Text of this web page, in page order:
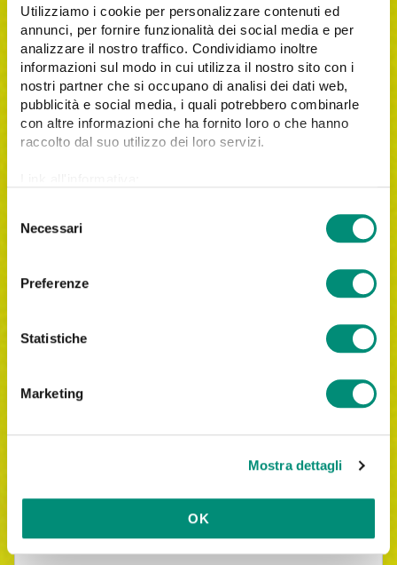
Utilizziamo i cookie per personalizzare contenuti ed
annunci, per fornire funzionalità dei social media e per
analizzare il nostro traffico. Condividiamo inoltre
informazioni sul modo in cui utilizza il nostro sito con i
nostri partner che si occupano di analisi dei dati web,
pubblicità e social media, i quali potrebbero combinarle
con altre informazioni che ha fornito loro o che hanno
raccolto dal suo utilizzo dei loro servizi.
e
Necessari
Preferenze
Statistiche
Marketing
Mostra dettagli
OK
Email*
Company*
City